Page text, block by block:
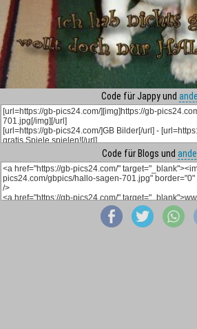
Code für Jappy und
Code für Blogs und